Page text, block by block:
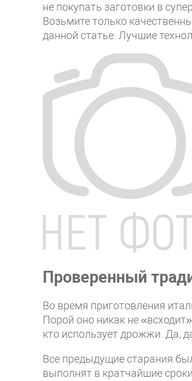
не покупать заготовки в
Возьмите только
данной статье. Лучшие
Проверенный
Во время приготовления
Порой оно никак не
кто использует дрожжи. Да,
Все предыдущие старания
выполнят в кратчайшие